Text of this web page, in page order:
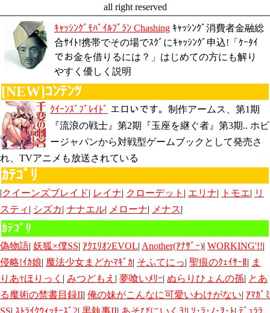
all right reserved
ｷｬｯｼﾝｸﾞﾓﾊﾞｲﾙﾌﾟﾗﾝ Chashing ｷｬｯｼﾝｸﾞ消費者金融総
合ｻｲﾄ!携帯でその場でｽｸﾞにｷｬｯｼﾝｸﾞ申込!「ｹｰﾀｲ
でお金を借りるには？」はじめての方にも解り
やすく優しく説明
[NEW]ｺﾝﾃﾝﾂ
ｸｲｰﾝｽﾞﾌﾞﾚｲﾄﾞ エロいです。制作アームス、第1期
『流浪の戦士』第2期『玉座を継ぐ者』第3期.. ホビ
ージャパンから対戦型ゲームブックとして発売さ
れ、TVアニメも放送されている
ｶﾃｺﾞﾘ
|クイーンズブレイド| レイナ| クローデット | エリナ| トモエ| リ
スティ | シズカ| ナナエル| メローナ| メナス|
ｶﾃｺﾞﾘ
偽物語| 妖狐×僕SS| ｱｸｴﾘｵﾝEVOL| Another(ｱﾅｻﾞｰ)| WORKING'!!|
侵略!ｲｶ娘| 魔法少女まどかﾏｷﾞｶ| そふてにっ| 聖痕のｸｪｲｻｰⅡ | ま
りあ†ほりっく | みつどもえ | 夢喰いﾒﾘｰ| ぬらりひょんの孫| とあ
る魔術の禁書目録II| 俺の妹がこんなに可愛いわけがない| ｱﾏｶﾞﾐ
SS| ｽﾄﾗｲｸｳｨｯﾁｰｽﾞ2| 黒執事II| あそびにいくﾖ!| ｿ･ﾗ･ﾉ･ｦ･ﾄ| ﾃﾞｭﾗﾗ